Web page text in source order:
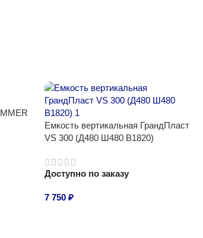
Емкость вертикальная ГрандПласт
VS 300 (Д480 Ш480 В1820)
Доступно по заказу
7 750 ₽